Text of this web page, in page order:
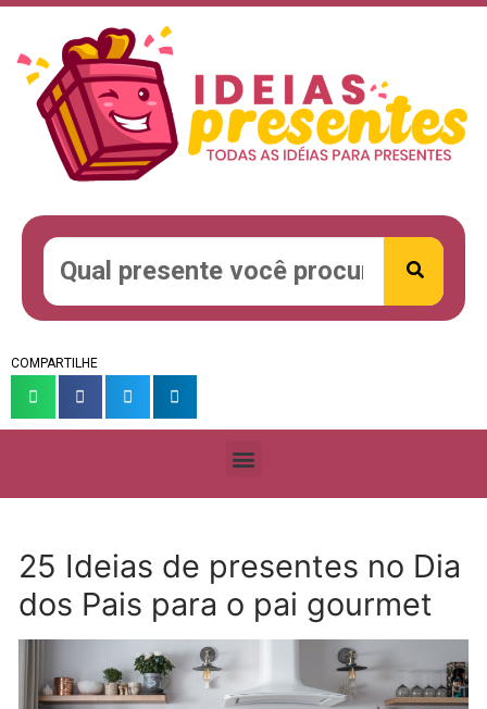
COMPARTILHE
25 Ideias de presentes no Dia
dos Pais para o pai gourmet